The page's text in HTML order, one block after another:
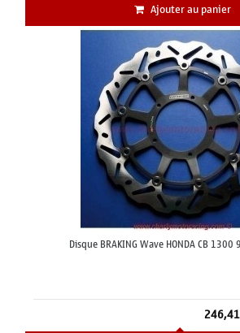
Ajouter au panier
Disque BRAKING Wave HONDA CB